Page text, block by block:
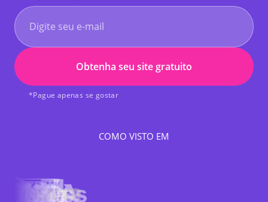
Obtenha seu site gratuito
*Pague apenas se gostar
COMO VISTO EM